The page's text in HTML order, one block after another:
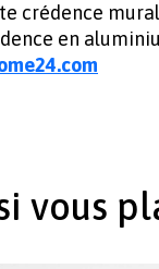
crédence
en
vous